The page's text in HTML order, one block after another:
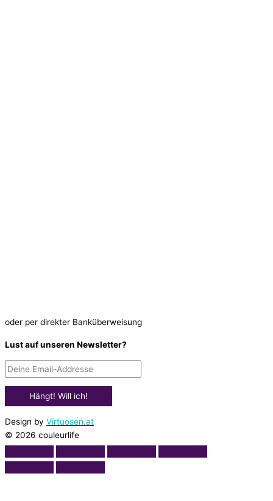
oder per direkter Banküberweisung
Lust auf unseren Newsletter?
Design by Virtuosen.at
© 2026 couleurlife